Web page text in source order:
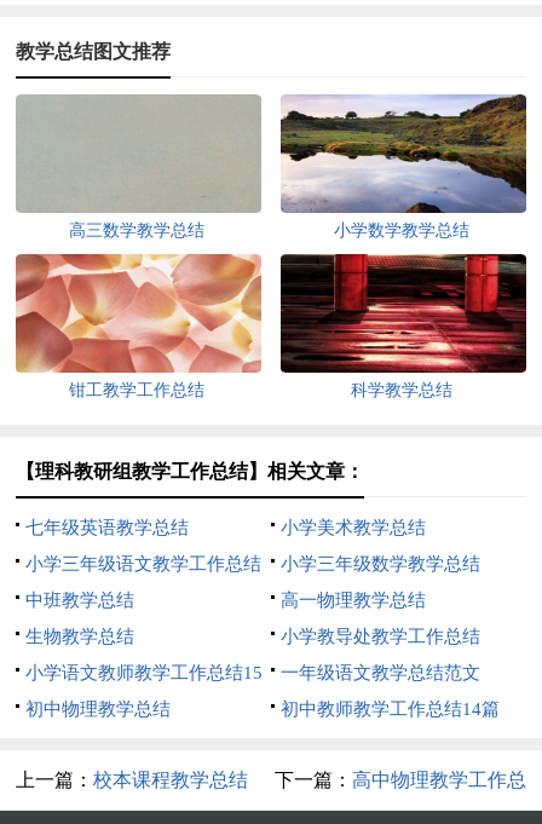
教学总结图文推荐
高三数学教学总结 小学数学教学总结
钳工教学工作总结 科学教学总结
【理科教研组教学工作总结】相关文章：
七年级英语教学总结
小学美术教学总结
小学三年级语文教学工作总结
15篇
小学三年级数学教学总结
中班教学总结
高一物理教学总结
生物教学总结
小学教导处教学工作总结
小学语文教师教学工作总结15
篇
一年级语文教学总结范文
初中物理教学总结
初中教师教学工作总结14篇
上一篇：校本课程教学总结 下一篇： 高中物理教学工作总